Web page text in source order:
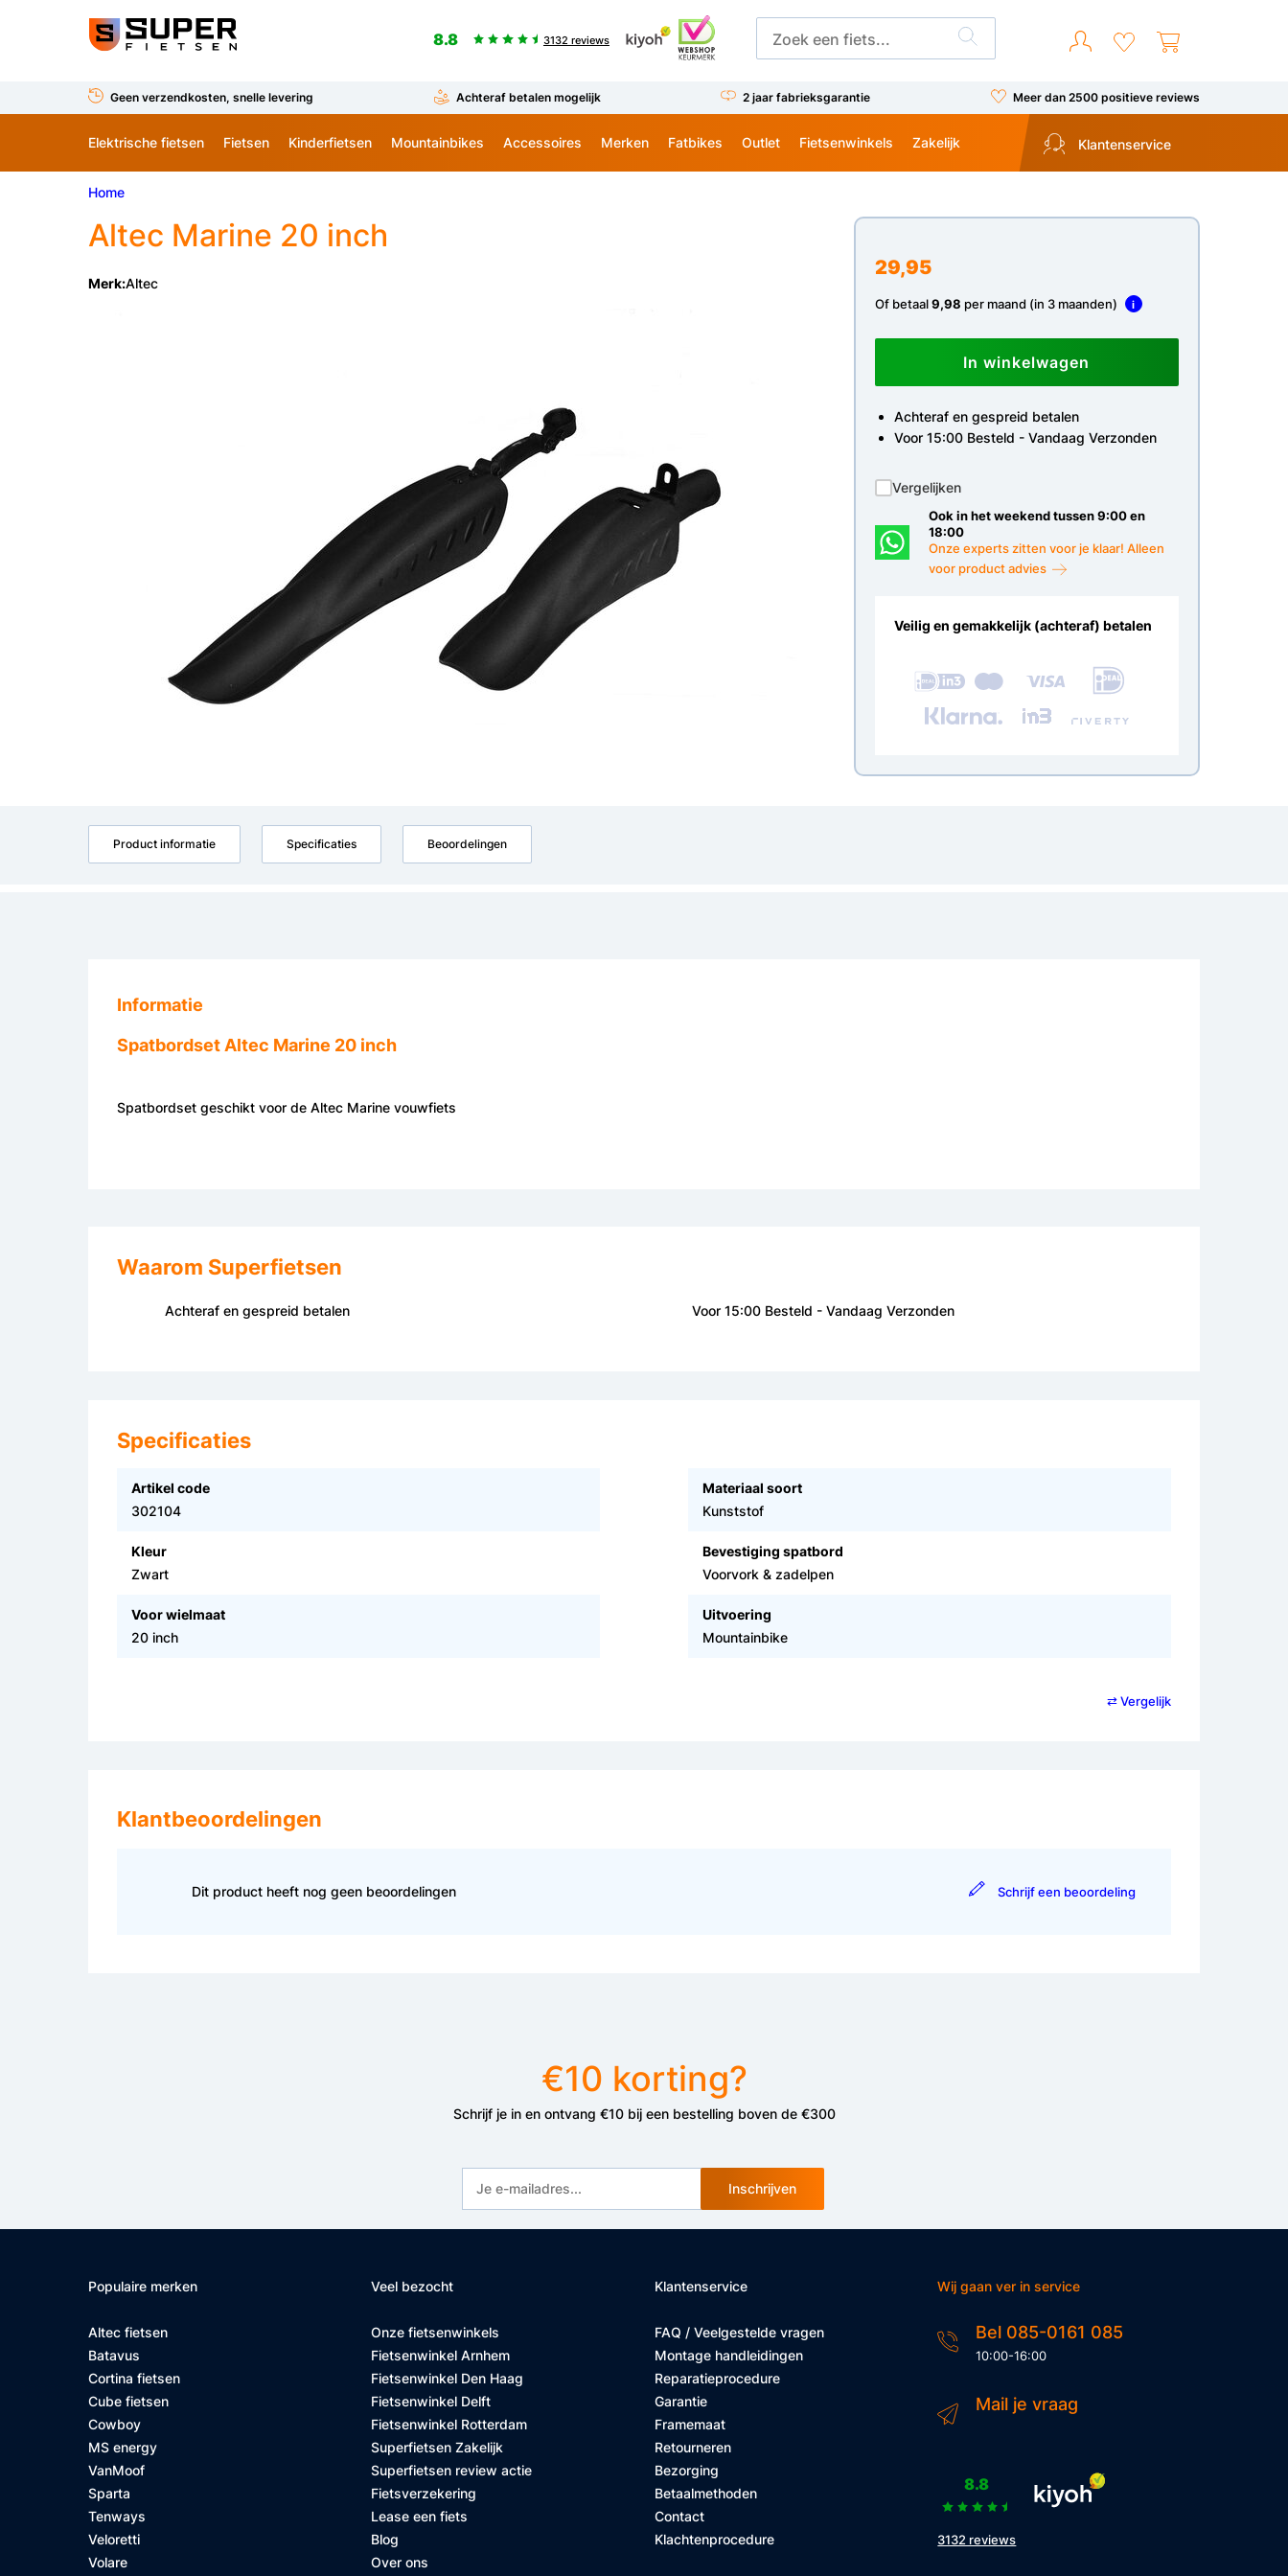
8.8 3132 reviews
Geen verzendkosten, snelle levering Achteraf betalen mogelijk 2 jaar fabrieksgarantie Meer dan 2500 positieve reviews
Elektrische fietsen Fietsen Kinderfietsen Mountainbikes Accessoires Merken Fatbikes Outlet Fietsenwinkels Zakelijk Klantenservice
Home
Altec Marine 20 inch
Merk:Altec
29,95
Of betaal9,98 per maand (in 3 maanden) i
In winkelwagen
Achteraf en gespreid betalen
Voor 15:00 Besteld - Vandaag Verzonden
Vergelijken
Ook in het weekend tussen 9:00 en
18:00
Onze experts zitten voor je klaar! Alleen
voor product advies
Veilig en gemakkelijk (achteraf) betalen
Product informatie Specificaties Beoordelingen
Waarom Superfietsen
Achteraf en gespreid betalen Voor 15:00 Besteld - Vandaag Verzonden
Informatie
Spatbordset Altec Marine 20 inch
Spatbordset geschikt voor de Altec Marine vouwfiets
Specificaties
Artikel code
302104
Kleur
Zwart
Voor wielmaat
20 inch
Materiaal soort
Kunststof
Bevestiging spatbord
Voorvork & zadelpen
Uitvoering
Mountainbike
⇄ Vergelijk
Klantbeoordelingen
Dit product heeft nog geen beoordelingen Schrijf een beoordeling
€10 korting?
Schrijf je in en ontvang €10 bij een bestelling boven de €300
Inschrijven
Populaire merken
Altec fietsen
Batavus
Cortina fietsen
Cube fietsen
Cowboy
MS energy
VanMoof
Sparta
Tenways
Veloretti
Volare
Veel bezocht
Onze fietsenwinkels
Fietsenwinkel Arnhem
Fietsenwinkel Den Haag
Fietsenwinkel Delft
Fietsenwinkel Rotterdam
Superfietsen Zakelijk
Superfietsen review actie
Fietsverzekering
Lease een fiets
Blog
Over ons
Klantenservice
FAQ / Veelgestelde vragen
Montage handleidingen
Reparatieprocedure
Garantie
Framemaat
Retourneren
Bezorging
Betaalmethoden
Contact
Klachtenprocedure
Wij gaan ver in service
Bel 085-0161 085
10:00-16:00
Mail je vraag
8.8
3132 reviews